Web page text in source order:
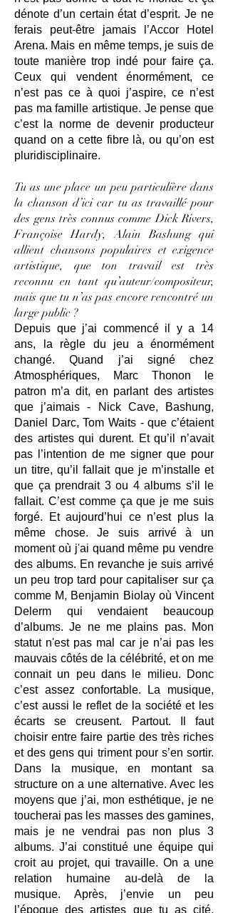
dénote d’un certain état d’esprit. Je ne
ferais peut-être jamais l’Accor Hotel
Arena. Mais en même temps, je suis de
toute manière trop indé pour faire ça.
Ceux qui vendent énormément, ce
n’est pas ce à quoi j’aspire, ce n’est
pas ma famille artistique. Je pense que
c’est la norme de devenir producteur
quand on a cette fibre là, ou qu’on est
pluridisciplinaire.
Tu as une place un peu particulière dans
la chanson d’ici car tu as travaillé pour
des gens très connus comme Dick Rivers,
Françoise Hardy, Alain Bashung qui
allient chansons populaires et exigence
artistique, que ton travail est très
reconnu en tant qu’auteur/compositeur,
mais que tu n’as pas encore rencontré un
large public ?
Depuis que j’ai commencé il y a 14
ans, la règle du jeu a énormément
changé. Quand j’ai signé chez
Atmosphériques, Marc Thonon le
patron m’a dit, en parlant des artistes
que j’aimais - Nick Cave, Bashung,
Daniel Darc, Tom Waits - que c’étaient
des artistes qui durent. Et qu’il n’avait
pas l’intention de me signer que pour
un titre, qu’il fallait que je m’installe et
que ça prendrait 3 ou 4 albums s’il le
fallait. C’est comme ça que je me suis
forgé. Et aujourd’hui ce n’est plus la
même chose. Je suis arrivé à un
moment où j'ai quand même pu vendre
des albums. En revanche je suis arrivé
un peu trop tard pour capitaliser sur ça
comme M, Benjamin Biolay où Vincent
Delerm qui vendaient beaucoup
d’albums. Je ne me plains pas. Mon
statut n'est pas mal car je n’ai pas les
mauvais côtés de la célébrité, et on me
connait un peu dans le milieu. Donc
c’est assez confortable. La musique,
c’est aussi le reflet de la société et les
écarts se creusent. Partout. Il faut
choisir entre faire partie des très riches
et des gens qui triment pour s’en sortir.
Dans la musique, en montant sa
structure on a une alternative. Avec les
moyens que j’ai, mon esthétique, je ne
toucherai pas les masses des gamines,
mais je ne vendrai pas non plus 3
albums. J’ai constitué une équipe qui
croit au projet, qui travaille. On a une
relation humaine au-delà de la
musique. Après, j’envie un peu
l’époque des artistes que tu as cité,